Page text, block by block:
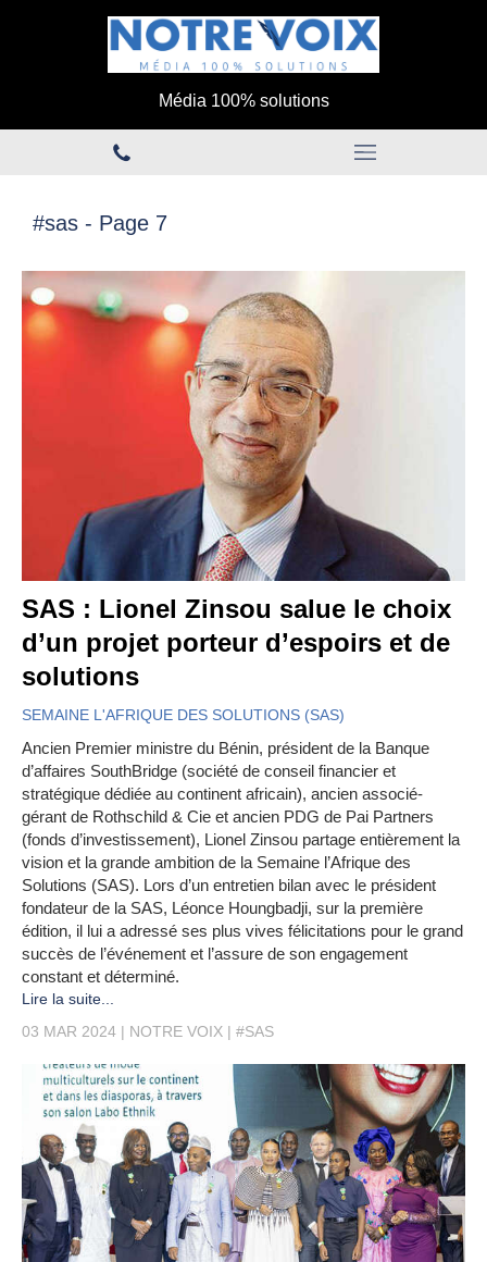
Média 100% solutions
#sas - Page 7
SAS : Lionel Zinsou salue le choix
d’un projet porteur d’espoirs et de
solutions
SEMAINE L'AFRIQUE DES SOLUTIONS (SAS)
Ancien Premier ministre du Bénin, président de la Banque
d’affaires SouthBridge (société de conseil financier et
stratégique dédiée au continent africain), ancien associé-
gérant de Rothschild & Cie et ancien PDG de Pai Partners
(fonds d’investissement), Lionel Zinsou partage entièrement la
vision et la grande ambition de la Semaine l’Afrique des
Solutions (SAS). Lors d’un entretien bilan avec le président
fondateur de la SAS, Léonce Houngbadji, sur la première
édition, il lui a adressé ses plus vives félicitations pour le grand
succès de l’événement et l’assure de son engagement
constant et déterminé.
Lire la suite...
03 MAR 2024
NOTRE VOIX #SAS